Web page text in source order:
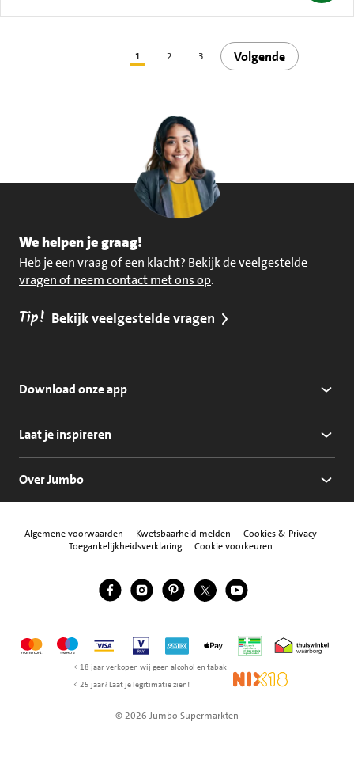
1 2 3 Volgende
We helpen je graag!
Heb je een vraag of een klacht? Bekijk de veelgestelde
vragen of neem contact met ons op.
Tip! Bekijk veelgestelde vragen
Download onze app
Laat je inspireren
Over Jumbo
Algemene voorwaarden Kwetsbaarheid melden
Cookies & Privacy
Toegankelijkheidsverklaring
Cookie voorkeuren
Volg ons
Jumbo Facebook
Jumbo Instagram
Jumbo Pinterest
Jumbo Twitter
Jumbo YouTube
MastercardMaestroVisa Vpay American Express
Apple Pay Thuiswinkel
< 18 jaar verkopen wij geen alcohol en tabak
< 25 jaar? Laat je legitimatie zien!
NIX18
© 2026 Jumbo Supermarkten